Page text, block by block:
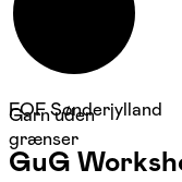
Garn uden
grænser
FOF Sønderjylland
GuG